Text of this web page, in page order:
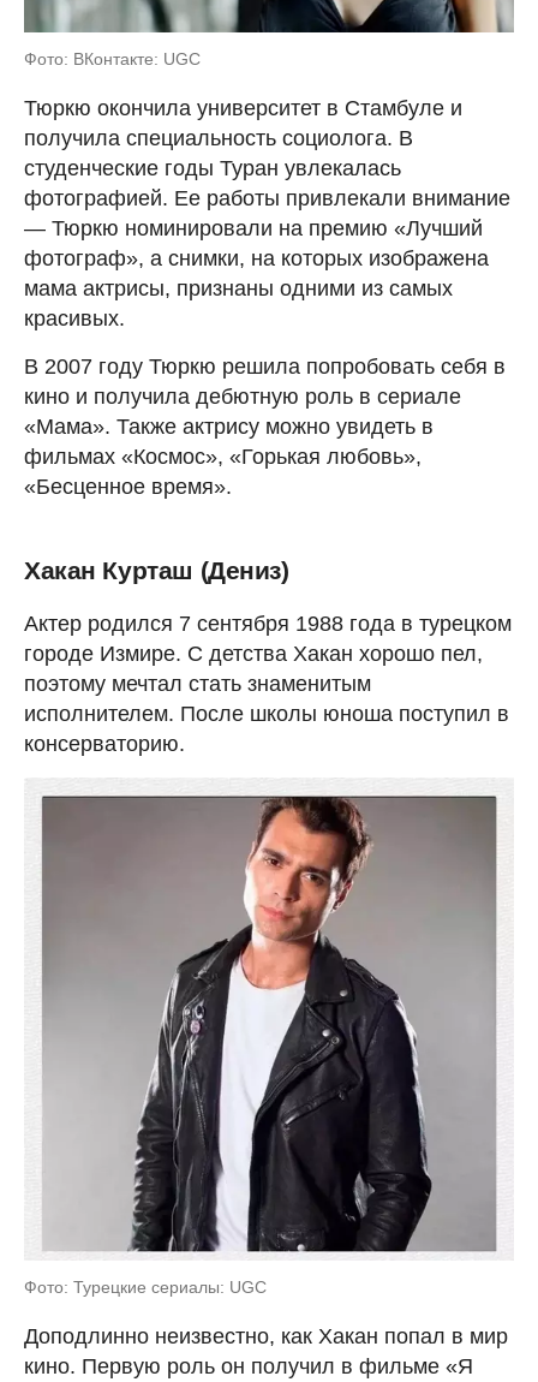
Фото: ВКонтакте: UGC
Тюркю окончила университет в Стамбуле и
получила специальность социолога. В
студенческие годы Туран увлекалась
фотографией. Ее работы привлекали внимание
— Тюркю номинировали на премию «Лучший
фотограф», а снимки, на которых изображена
мама актрисы, признаны одними из самых
красивых.
В 2007 году Тюркю решила попробовать себя в
кино и получила дебютную роль в сериале
«Мама». Также актрису можно увидеть в
фильмах «Космос», «Горькая любовь»,
«Бесценное время».
Хакан Курташ (Дениз)
Актер родился 7 сентября 1988 года в турецком
городе Измире. С детства Хакан хорошо пел,
поэтому мечтал стать знаменитым
исполнителем. После школы юноша поступил в
консерваторию.
Фото: Турецкие сериалы: UGC
Доподлинно неизвестно, как Хакан попал в мир
кино. Первую роль он получил в фильме «Я